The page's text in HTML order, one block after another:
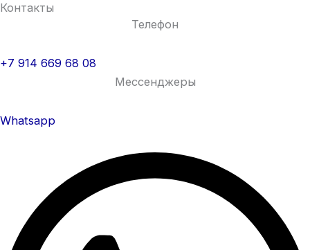
Контакты
Телефон
+7 914 669 68 08
Мессенджеры
Whatsapp